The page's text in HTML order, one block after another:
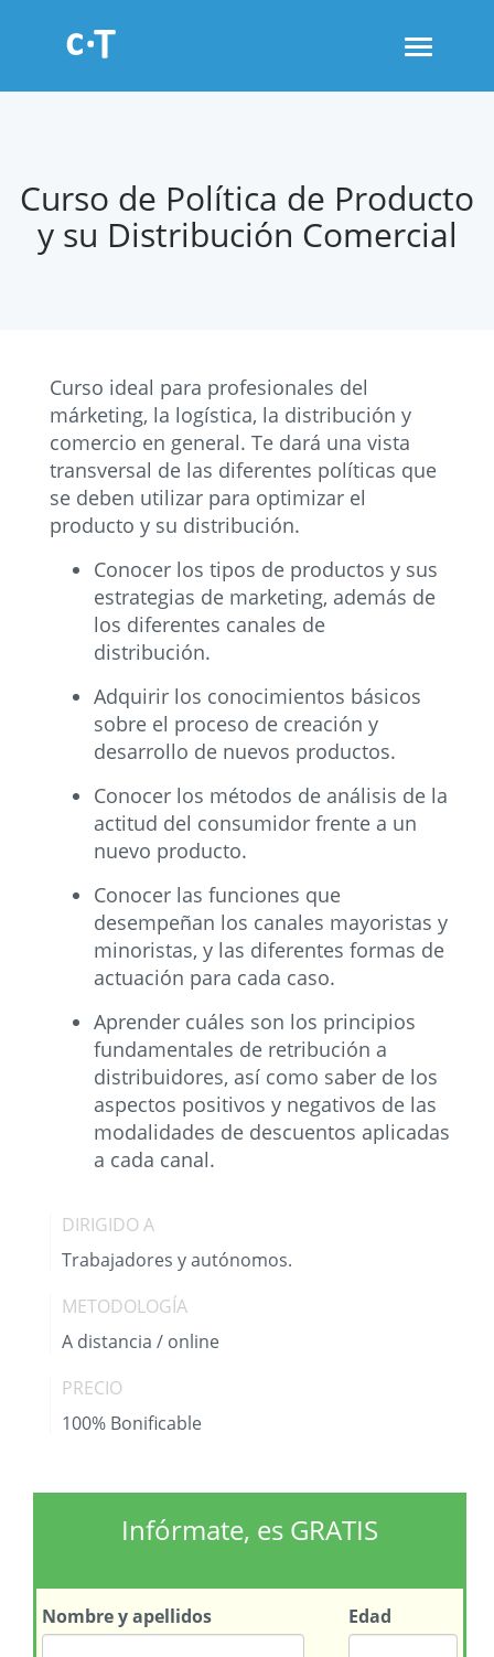
Toggle
Curso de Política de Producto
y su Distribución Comercial
Curso ideal para profesionales del
márketing, la logística, la distribución y
comercio en general. Te dará una vista
transversal de las diferentes políticas que
se deben utilizar para optimizar el
producto y su distribución.
Conocer los tipos de productos y sus
estrategias de marketing, además de
los diferentes canales de
distribución.
Adquirir los conocimientos básicos
sobre el proceso de creación y
desarrollo de nuevos productos.
Conocer los métodos de análisis de la
actitud del consumidor frente a un
nuevo producto.
Conocer las funciones que
desempeñan los canales mayoristas y
minoristas, y las diferentes formas de
actuación para cada caso.
Aprender cuáles son los principios
fundamentales de retribución a
distribuidores, así como saber de los
aspectos positivos y negativos de las
modalidades de descuentos aplicadas
a cada canal.
DIRIGIDO A
Trabajadores y autónomos.
METODOLOGÍA
A distancia / online
PRECIO
100% Bonificable
Infórmate, es GRATIS
Nombrey apellidos Edad